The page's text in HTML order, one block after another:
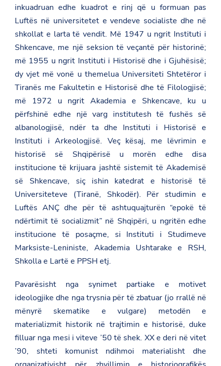
inkuadruan edhe kuadrot e rinj që u formuan pas
Luftës në universitetet e vendeve socialiste dhe në
shkollat e larta të vendit. Më 1947 u ngrit Instituti i
Shkencave, me një seksion të veçantë për historinë;
më 1955 u ngrit Instituti i Historisë dhe i Gjuhësisë;
dy vjet më vonë u themelua Universiteti Shtetëror i
Tiranës me Fakultetin e Historisë dhe të Filologjisë;
më 1972 u ngrit Akademia e Shkencave, ku u
përfshinë edhe një varg institutesh të fushës së
albanologjisë, ndër ta dhe Instituti i Historisë e
Instituti i Arkeologjisë. Veç kësaj, me lëvrimin e
historisë së Shqipërisë u morën edhe disa
institucione të krijuara jashtë sistemit të Akademisë
së Shkencave, siç ishin katedrat e historisë të
Universiteteve (Tiranë, Shkodër). Për studimin e
Luftës ANÇ dhe për të ashtuquajturën “epokë të
ndërtimit të socializmit” në Shqipëri, u ngritën edhe
institucione të posaçme, si Instituti i Studimeve
Marksiste-Leniniste, Akademia Ushtarake e RSH,
Shkolla e Lartë e PPSH etj.
Pavarësisht nga synimet partiake e motivet
ideologjike dhe nga trysnia për të zbatuar (jo rrallë në
mënyrë skematike e vulgare) metodën e
materializmit historik në trajtimin e historisë, duke
filluar nga mesi i viteve ’50 të shek. XX e deri në vitet
’90, shteti komunist ndihmoi materialisht dhe